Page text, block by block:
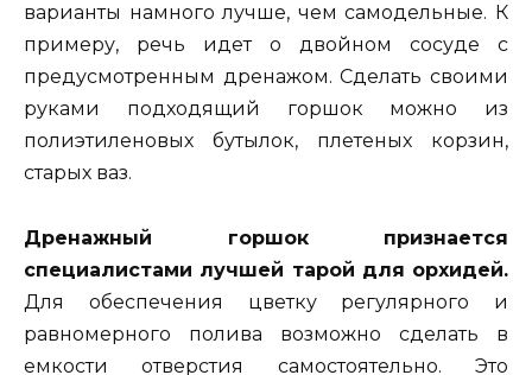
варианты намного лучше, чем самодельные. К
примеру, речь идет о двойном сосуде с
предусмотренным дренажом. Сделать своими
руками подходящий горшок можно из
полиэтиленовых бутылок, плетеных корзин,
старых ваз.
Дренажный горшок признается
специалистами лучшей тарой для орхидей.
Для обеспечения цветку регулярного и
равномерного полива возможно сделать в
емкости отверстия самостоятельно. Это